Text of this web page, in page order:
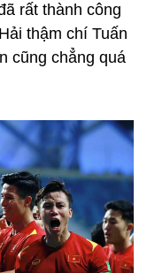
rất thành công
thậm chí Tuấn
cũng chẳng quá